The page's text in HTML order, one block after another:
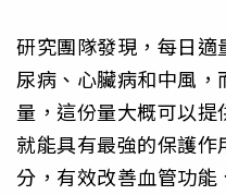
研究團隊發現，每日
尿病、心臟病和中風
量，這份量大概可以提
就能具有最強的保護
分，有效改善血管功